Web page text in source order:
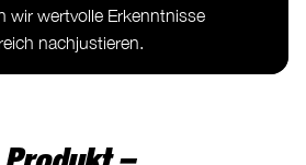
wir wertvolle Erkenntnisse
nachjustieren.